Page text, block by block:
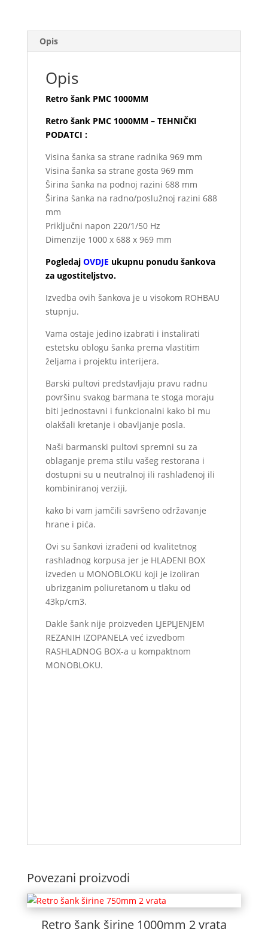
Opis
Opis
Retro šank PMC 1000MM
Retro šank PMC 1000MM – TEHNIČKI
PODATCI :
Visina šanka sa strane radnika 969 mm
Visina šanka sa strane gosta 969 mm
Širina šanka na podnoj razini 688 mm
Širina šanka na radno/poslužnoj razini 688
mm
Priključni napon 220/1/50 Hz
Dimenzije 1000 x 688 x 969 mm
Pogledaj OVDJE ukupnu ponudu šankova
za ugostiteljstvo.
Izvedba ovih šankova je u visokom ROHBAU
stupnju.
Vama ostaje jedino izabrati i instalirati
estetsku oblogu šanka prema vlastitim
željama i projektu interijera.
Barski pultovi predstavljaju pravu radnu
površinu svakog barmana te stoga moraju
biti jednostavni i funkcionalni kako bi mu
olakšali kretanje i obavljanje posla.
Naši barmanski pultovi spremni su za
oblaganje prema stilu vašeg restorana i
dostupni su u neutralnoj ili rashlađenoj ili
kombiniranoj verziji,
kako bi vam jamčili savršeno održavanje
hrane i pića.
Ovi su šankovi izrađeni od kvalitetnog
rashladnog korpusa jer je HLAĐENI BOX
izveden u MONOBLOKU koji je izoliran
ubrizganim poliuretanom u tlaku od
43kp/cm3.
Dakle šank nije proizveden LJEPLJENJEM
REZANIH IZOPANELA već izvedbom
RASHLADNOG BOX-a u kompaktnom
MONOBLOKU.
Povezani proizvodi
Retro šank širine 1000mm 2 vrata